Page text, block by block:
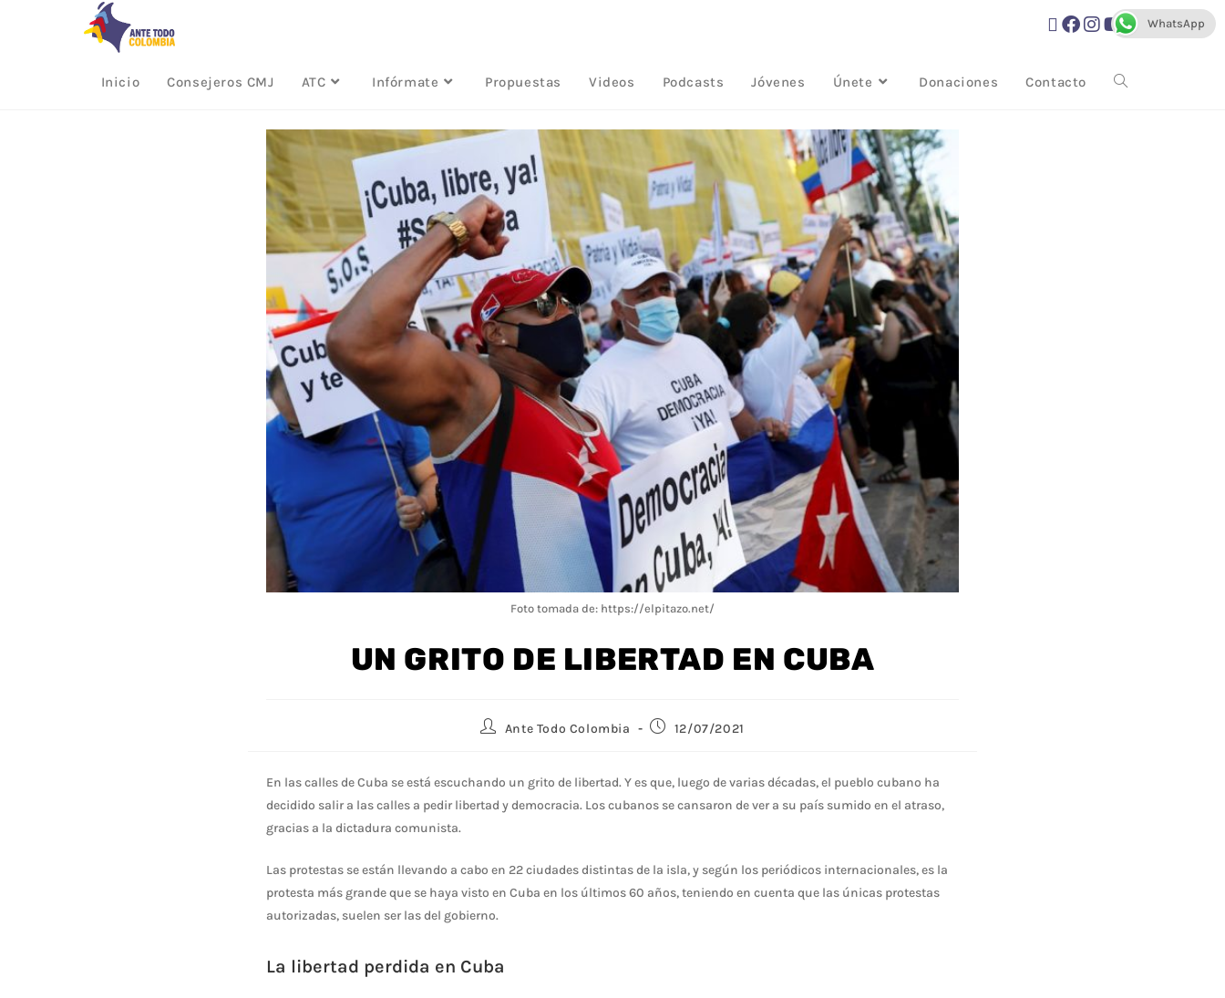
Inicio Consejeros CMJ ATC Infórmate Propuestas Videos Podcasts Jóvenes Únete Donaciones Contacto
Foto tomada de: https://elpitazo.net/
UN GRITO DE LIBERTAD EN CUBA
Ante Todo Colombia 12/07/2021
En las calles de Cuba se está escuchando un grito de libertad. Y es que, luego de varias décadas, el pueblo cubano ha
decidido salir a las calles a pedir libertad y democracia. Los cubanos se cansaron de ver a su país sumido en el atraso,
gracias a la dictadura comunista.
Las protestas se están llevando a cabo en 22 ciudades distintas de la isla, y según los periódicos internacionales, es la
protesta más grande que se haya visto en Cuba en los últimos 60 años, teniendo en cuenta que las únicas protestas
autorizadas, suelen ser las del gobierno.
La libertad perdida en Cuba
WhatsApp